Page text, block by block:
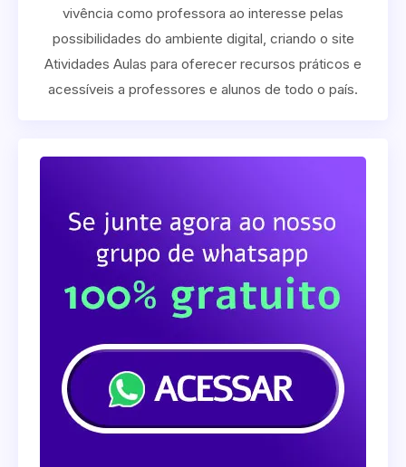
vivência como professora ao interesse pelas
possibilidades do ambiente digital, criando o site
Atividades Aulas para oferecer recursos práticos e
acessíveis a professores e alunos de todo o país.